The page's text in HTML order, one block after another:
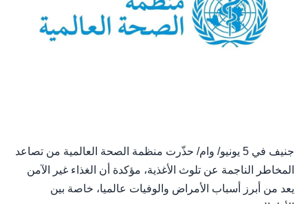
جنيف في 5 يونيو/ وام/ حذّرت منظمة الصحة العالمية من تصاعد
المخاطر الناجمة عن تلوث الأغذية، مؤكدة أن الغذاء غير الآمن
يعد من أبرز أسباب الأمراض والوفيات عالميا، خاصة بين